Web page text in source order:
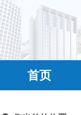
首页